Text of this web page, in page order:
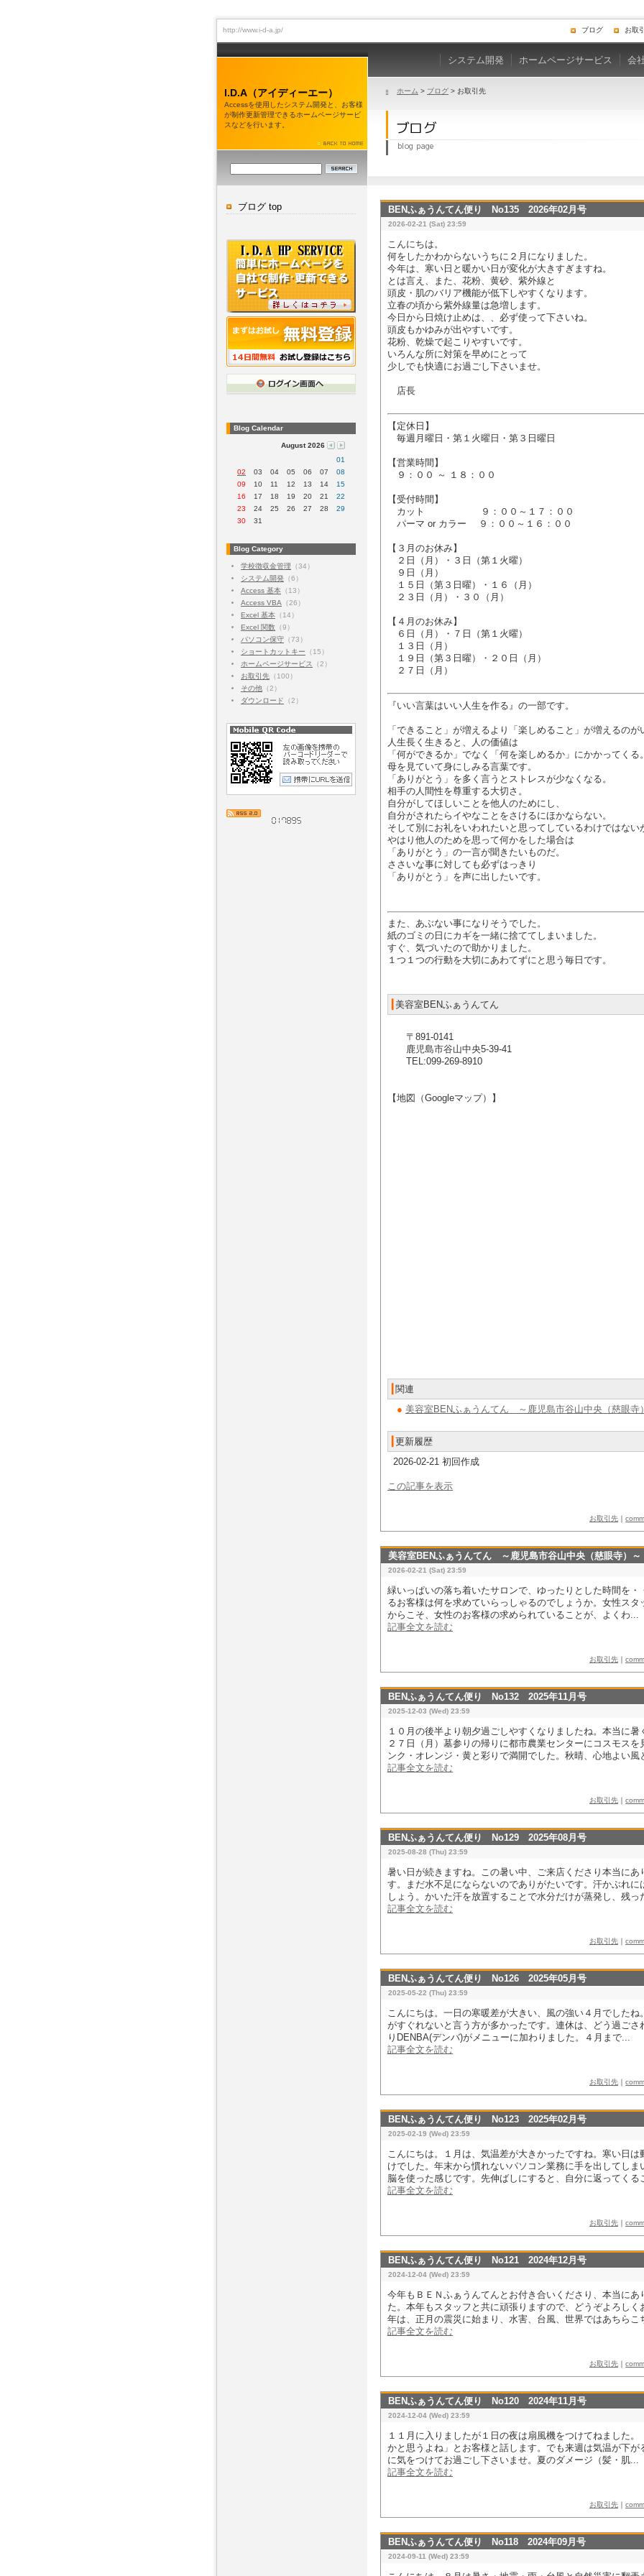
http://www.i-d-a.jp/
I.D.A（アイディーエー）
Accessを使用したシステム開発と、お客様
が制作更新管理できるホームページサービ
スなどを行います。
システム開発 ホームページサービス 会
ブログ お取
ホーム > ブログ > お取引先
BENふぁうんてん便り No135 2026年02月号
2026-02-21 (Sat) 23:59
こんにちは。
何をしたかわからないうちに２月になりました。
今年は、寒い日と暖かい日が変化が大きすぎますね。
とは言え、また、花粉、黄砂、紫外線と
頭皮・肌のバリア機能が低下しやすくなります。
立春の頃から紫外線量は急増します。
今日から日焼け止めは、、必ず使って下さいね。
頭皮もかゆみが出やすいです。
花粉、乾燥で起こりやすいです。
いろんな所に対策を早めにとって
少しでも快適にお過ごし下さいませ。
店長
【定休日】
毎週月曜日・第１火曜日・第３日曜日
【営業時間】
９：００ ～ １８：００
【受付時間】
カット ９：００～１７：００
パーマ or カラー ９：００～１６：００
【３月のお休み】
２日（月）・３日（第１火曜）
９日（月）
１５日（第３日曜）・１６（月）
２３日（月）・３０（月）
【４月のお休み】
６日（月）・７ 日（第１火曜）
１３日（月）
１９日（第３日曜）・２０日（月）
２７日（月）
『いい言葉はいい人生を作る』の一部です。
「できること」が増えるより「楽しめること」が増えるのが
人生長く生きると、人の価値は
「何ができるか」でなく「何を楽しめるか」にかかってくる。
母を見ていて身にしみる言葉です。
「ありがとう」を多く言うとストレスが少なくなる。
相手の人間性を尊重する大切さ。
自分がしてほしいことを他人のためにし、
自分がされたらイやなことをさけるにほかならない。
そして別にお礼をいわれたいと思ってしているわけではない
やはり他人のためを思って何かをした場合は
「ありがとう」の一言が聞きたいものだ。
ささいな事に対しても必ずはっきり
「ありがとう」を声に出したいです。
また、あぶない事になりそうでした。
紙のゴミの日にカギを一緒に捨ててしまいました。
すぐ、気づいたので助かりました。
１つ１つの行動を大切にあわてずにと思う毎日です。
美容室BENふぁうんてん
〒891-0141
鹿児島市谷山中央5-39-41
TEL:099-269-8910
【地図（Googleマップ）】
関連
● 美容室BENふぁうんてん ～鹿児島市谷山中央（慈眼寺
更新履歴
2026-02-21 初回作成
この記事を表示
お取引先 ｜
美容室BENふぁうんてん ～鹿児島市谷山中央（慈眼寺）～
2026-02-21 (Sat) 23:59
緑いっぱいの落ち着いたサロンで、ゆったりとした時間を・
るお客様は何を求めていらっしゃるのでしょうか。女性スタ
からこそ、女性のお客様の求められていることが、よくわ...
記事全文を読む
お取引先 ｜
BENふぁうんてん便り No132 2025年11月号
2025-12-03 (Wed) 23:59
１０月の後半より朝夕過ごしやすくなりましたね。本当に暑
２７日（月）墓参りの帰りに都市農業センターにコスモスを
ンク・オレンジ・黄と彩りで満開でした。秋晴、心地よい風
記事全文を読む
お取引先 ｜
BENふぁうんてん便り No129 2025年08月号
2025-08-28 (Thu) 23:59
暑い日が続きますね。この暑い中、ご来店くださり本当にあ
す。まだ水不足にならないのでありがたいです。汗かぶれに
しょう。かいた汗を放置することで水分だけが蒸発し、残っ
記事全文を読む
お取引先 ｜
BENふぁうんてん便り No126 2025年05月号
2025-05-22 (Thu) 23:59
こんにちは。一日の寒暖差が大きい、風の強い４月でしたね
がすぐれないと言う方が多かったです。連休は、どう過ごさ
りDENBA(デンバ)がメニューに加わりました。４月まで...
記事全文を読む
お取引先 ｜
BENふぁうんてん便り No123 2025年02月号
2025-02-19 (Wed) 23:59
こんにちは。１月は、気温差が大きかったですね。寒い日は
けでした。年末から慣れないパソコン業務に手を出してしま
脳を使った感じです。先伸ばしにすると、自分に返ってくる
記事全文を読む
お取引先 ｜
BENふぁうんてん便り No121 2024年12月号
2024-12-04 (Wed) 23:59
今年もＢＥＮふぁうんてんとお付き合いくださり、本当にあ
た。本年もスタッフと共に頑張りますので、どうぞよろしく
年は、正月の震災に始まり、水害、台風、世界ではあちらこ
記事全文を読む
お取引先 ｜
BENふぁうんてん便り No120 2024年11月号
2024-12-04 (Wed) 23:59
１１月に入りましたが１日の夜は扇風機をつけてねました。
かと思うよね」とお客様と話します。​でも来週は気温が下が
に気をつけて​お過ごし下さいませ。夏のダメージ（髪・肌...
記事全文を読む
お取引先 ｜
BENふぁうんてん便り No118 2024年09月号
2024-09-11 (Wed) 23:59
ブログ top
Blog Calendar
August 2026
01
02
03 04 05 06 07
08
09
10 11 12 13 14
15
16
17 18 19 20 21
22
23
24 25 26 27 28
29
30
31
Blog Category
学校徴収金管理 （34）
システム開発 （6）
Access 基本 （13）
Access VBA （26）
Excel 基本 （14）
Excel 関数 （9）
パソコン保守 （73）
ショートカットキー （15）
ホームページサービス
（2）
お取引先 （100）
その他 （2）
ダウンロード （2）